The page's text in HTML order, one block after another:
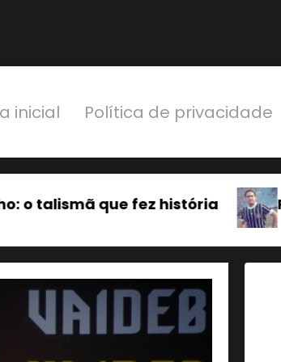
inicial Política de privacidade
Palhinha: um craque discreto.